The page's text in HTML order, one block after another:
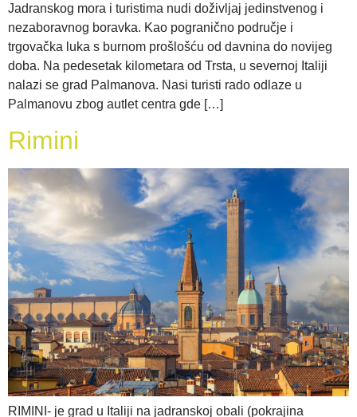
Jadranskog mora i turistima nudi doživljaj jedinstvenog i
nezaboravnog boravka. Kao pogranično područje i
trgovačka luka s burnom prošlošću od davnina do novijeg
doba. Na pedesetak kilometara od Trsta, u severnoj Italiji
nalazi se grad Palmanova. Nasi turisti rado odlaze u
Palmanovu zbog autlet centra gde […]
Rimini
RIMINI- je grad u Italiji na jadranskoj obali (pokrajina